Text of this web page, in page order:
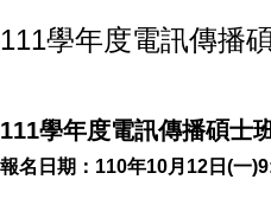
111學年度電訊傳播
111學年度電訊傳播碩士
報名日期：110年10月12日(一